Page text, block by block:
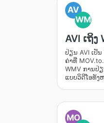
AV
WM
AVI ເຖິງ
ປ່ຽນ AVI ເປັ
ຄ່າທີ່
WMV ການປ່
ແບບວິດີໂອທັງ
MO